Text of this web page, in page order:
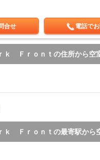
合せ 電話で
ｋ Ｆｒｏｎｔの住所から空
ｋ Ｆｒｏｎｔの最寄駅から